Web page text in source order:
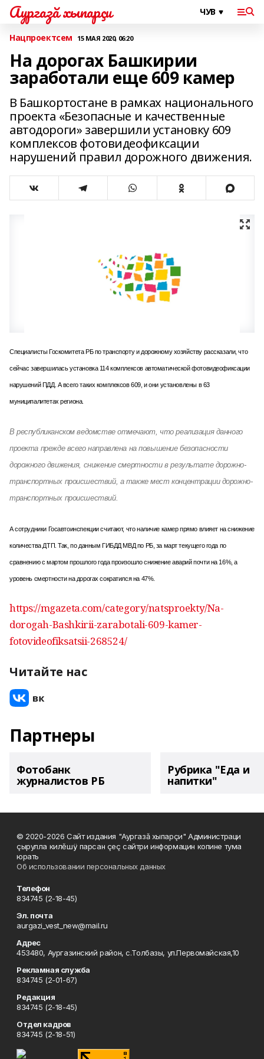
Аургазă хыпарçи
Нацпроектсем 15 МАЯ 2020, 06:20
На дорогах Башкирии
заработали еще 609 камер
В Башкортостане в рамках национального
проекта «Безопасные и качественные
автодороги» завершили установку 609
комплексов фотовидеофиксации
нарушений правил дорожного движения.
Специалисты Госкомитета РБ по транспорту и дорожному хозяйству рассказали, что
сейчас завершилась установка 114 комплексов автоматической фотовидеофиксации
нарушений ПДД. А всего таких комплексов 609, и они установлены в 63
муниципалитетах региона.
В республиканском ведомстве отмечают, что реализация данного
проекта прежде всего направлена на повышение безопасности
дорожного движения, снижение смертности в результате дорожно-
транспортных происшествий, а также мест концентрации дорожно-
транспортных происшествий.
А сотрудники Госавтоинспекции считают, что наличие камер прямо влияет на снижение
количества ДТП. Так, по данным ГИБДД МВД по РБ, за март текущего года по
сравнению с мартом прошлого года произошло снижение аварий почти на 16%, а
уровень смертности на дорогах сократился на 47%.
https://mgazeta.com/category/natsproekty/Na-
dorogah-Bashkirii-zarabotali-609-kamer-
fotovideofiksatsii-268524/
Читайте нас
Партнеры
Фотобанк
журналистов РБ
Рубрика "Еда и
напитки"
© 2020-2026 Сайт издания "Аургазă хыпарçи" Администраци
çырулла килĕшÿ парсан çеç сайтри информацин копине тума
юрать
Об использовании персональных данных
Телефон
834745 (2-18-45)
Эл. почта
aurgazi_vest_new@mail.ru
Адрес
453480, Аургазинский район, с.Толбазы, ул.Первомайская,10
Рекламная служба
834745 (2-01-67)
Редакция
834745 (2-18-45)
Отдел кадров
834745 (2-18-51)